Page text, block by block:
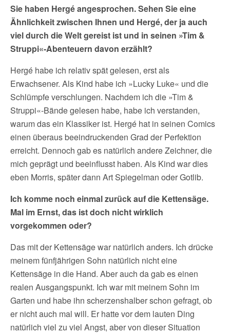
Sie haben Hergé angesprochen. Sehen Sie eine
Ähnlichkeit zwischen Ihnen und Hergé, der ja auch
viel durch die Welt gereist ist und in seinen »Tim &
Struppi«-Abenteuern davon erzählt?
Hergé habe ich relativ spät gelesen, erst als
Erwachsener. Als Kind habe ich »Lucky Luke« und die
Schlümpfe verschlungen. Nachdem ich die »Tim &
Struppi«-Bände gelesen habe, habe ich verstanden,
warum das ein Klassiker ist. Hergé hat in seinen Comics
einen überaus beeindruckenden Grad der Perfektion
erreicht. Dennoch gab es natürlich andere Zeichner, die
mich geprägt und beeinflusst haben. Als Kind war dies
eben Morris, später dann Art Spiegelman oder Gotlib.
Ich komme noch einmal zurück auf die Kettensäge.
Mal im Ernst, das ist doch nicht wirklich
vorgekommen oder?
Das mit der Kettensäge war natürlich anders. Ich drücke
meinem fünfjährigen Sohn natürlich nicht eine
Kettensäge in die Hand. Aber auch da gab es einen
realen Ausgangspunkt. Ich war mit meinem Sohn im
Garten und habe ihn scherzenshalber schon gefragt, ob
er nicht auch mal will. Er hatte vor dem lauten Ding
natürlich viel zu viel Angst, aber von dieser Situation